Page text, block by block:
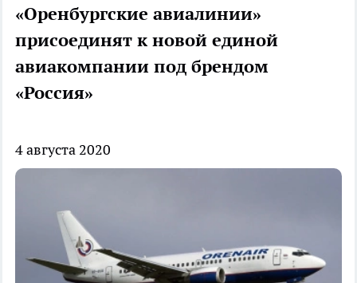
«Оренбургские авиалинии»
присоединят к новой единой
авиакомпании под брендом
«Россия»
4 августа 2020